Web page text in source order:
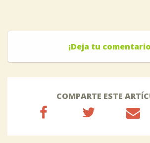
¡Deja tu
COMPARTE ESTE